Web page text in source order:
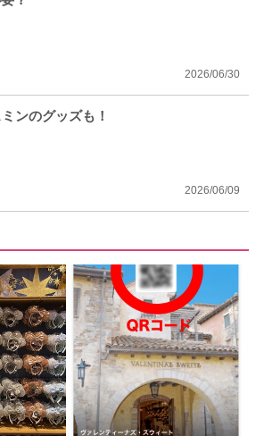
2026/06/30
ンのグッズも！
2026/06/09